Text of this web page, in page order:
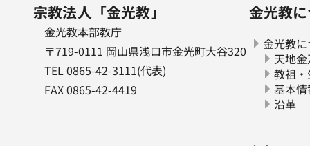
宗教法人「金光教」
金光教本部教庁
〒719-0111 岡山県浅口市金光町大谷320
TEL 0865-42-3111(代表)
FAX 0865-42-4419
金光教
金光教
天地
教祖
基本
沿革